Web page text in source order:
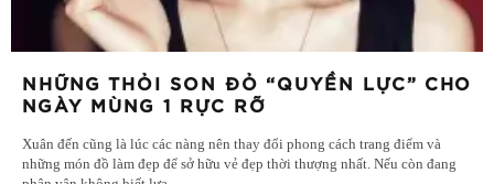
NHỮNG THỎI SON ĐỎ “QUYỀN LỰC” CHO
NGÀY MÙNG 1 RỰC RỠ
Xuân đến cũng là lúc các nàng nên thay đổi phong cách trang điểm và
những món đồ làm đẹp để sở hữu vẻ đẹp thời thượng nhất. Nếu còn đang